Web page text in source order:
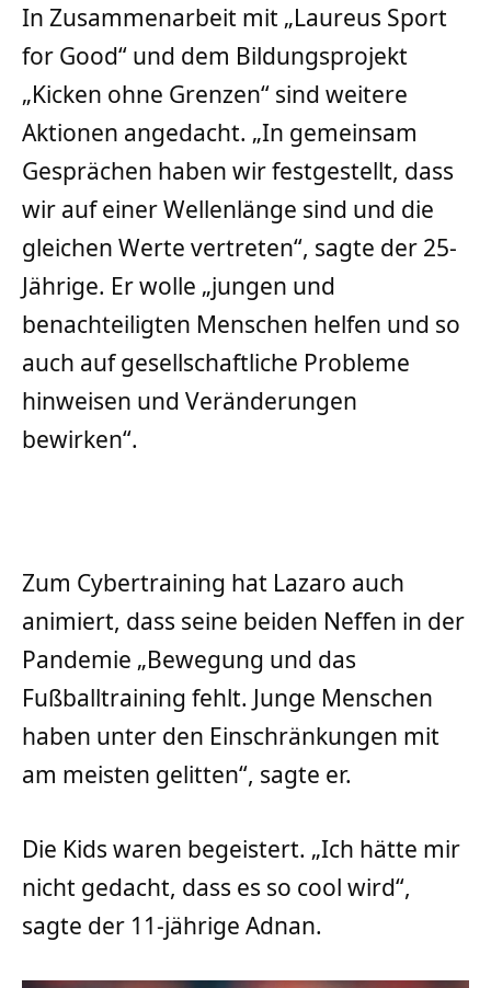
In Zusammenarbeit mit „Laureus Sport
for Good“ und dem Bildungsprojekt
„Kicken ohne Grenzen“ sind weitere
Aktionen angedacht. „In gemeinsam
Gesprächen haben wir festgestellt, dass
wir auf einer Wellenlänge sind und die
gleichen Werte vertreten“, sagte der 25-
Jährige. Er wolle „jungen und
benachteiligten Menschen helfen und so
auch auf gesellschaftliche Probleme
hinweisen und Veränderungen
bewirken“.
Zum Cybertraining hat Lazaro auch
animiert, dass seine beiden Neffen in der
Pandemie „Bewegung und das
Fußballtraining fehlt. Junge Menschen
haben unter den Einschränkungen mit
am meisten gelitten“, sagte er.
Die Kids waren begeistert. „Ich hätte mir
nicht gedacht, dass es so cool wird“,
sagte der 11-jährige Adnan.